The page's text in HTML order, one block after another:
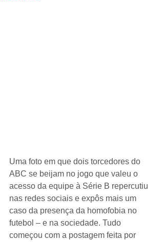
Uma foto em que dois torcedores do
ABC se beijam no jogo que valeu o
acesso da equipe à Série B repercutiu
nas redes sociais e expôs mais um
caso da presença da homofobia no
futebol – e na sociedade. Tudo
começou com a postagem feita por